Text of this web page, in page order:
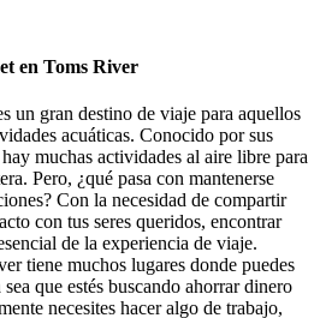
en Toms River
un gran destino de viaje para aquellos
acuáticas. Conocido por sus
muchas actividades al aire libre para
Pero, ¿qué pasa con mantenerse
Con la necesidad de compartir
con tus seres queridos, encontrar
de la experiencia de viaje.
tiene muchos lugares donde puedes
que estés buscando ahorrar dinero
necesites hacer algo de trabajo,